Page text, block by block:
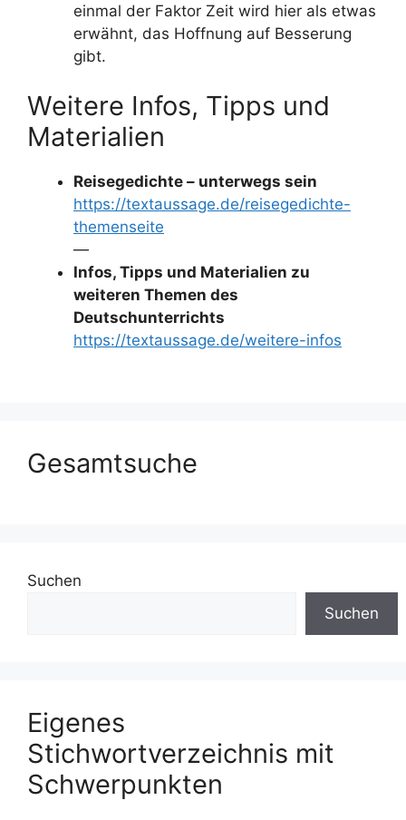
einmal der Faktor Zeit wird hier als etwas
erwähnt, das Hoffnung auf Besserung
gibt.
Weitere Infos, Tipps und
Materialien
Reisegedichte – unterwegs sein
https://textaussage.de/reisegedichte-
themenseite
—
Infos, Tipps und Materialien zu
weiteren Themen des
Deutschunterrichts
https://textaussage.de/weitere-infos
Gesamtsuche
Suchen
Suchen
Eigenes
Stichwortverzeichnis mit
Schwerpunkten